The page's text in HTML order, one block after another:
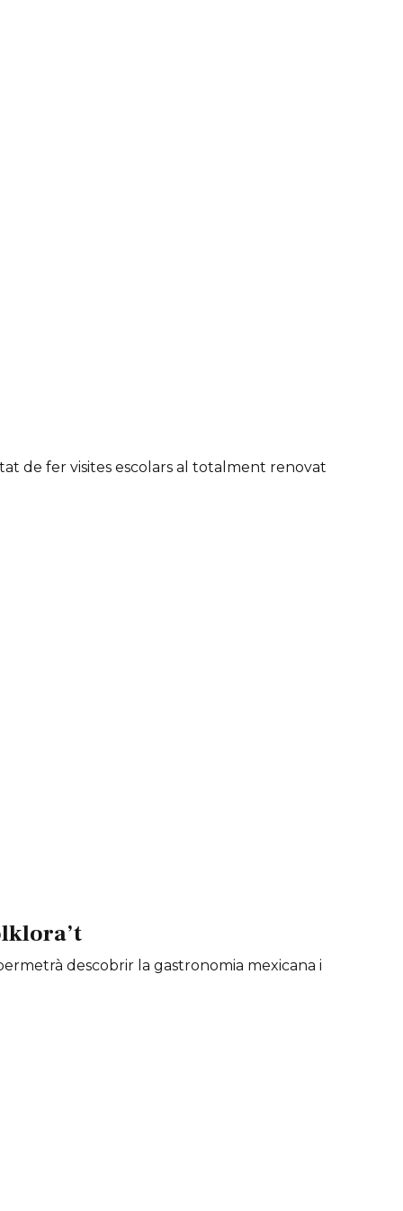
de fer visites escolars al totalment renovat
descobrir la gastronomia mexicana i